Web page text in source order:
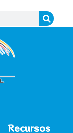
Recursos